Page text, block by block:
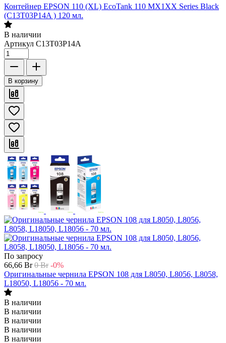
Контейнер EPSON 110 (XL) EcoTank 110 MX1XX Series Black
(C13T03P14A ) 120 мл.
В наличии
Артикул C13T03P14A
В корзину
По запросу
66,66 Br 0 Br -0%
Оригинальные чернила EPSON 108 для L8050, L8056, L8058,
L18050, L18056 - 70 мл.
В наличии
В наличии
В наличии
В наличии
В наличии